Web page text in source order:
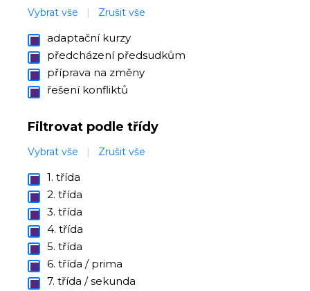
Vybrat vše | Zrušit vše
adaptační kurzy
předcházení předsudkům
příprava na změny
řešení konfliktů
Filtrovat podle třídy
Vybrat vše | Zrušit vše
1. třída
2. třída
3. třída
4. třída
5. třída
6. třída / prima
7. třída / sekunda